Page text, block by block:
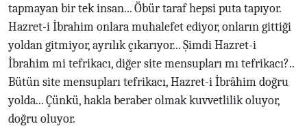
tapmayan bir tek insan... Öbür taraf hepsi puta tapıyor.
Hazret-i İbrahim onlara muhalefet ediyor, onların gittiği
yoldan gitmiyor, ayrılık çıkarıyor... Şimdi Hazret-i
İbrahim mi tefrikacı, diğer site mensupları mı tefrikacı?..
Bütün site mensupları tefrikacı, Hazret-i İbrâhim doğru
yolda... Çünkü, hakla beraber olmak kuvvetlilik oluyor,
doğru oluyor.